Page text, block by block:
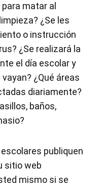
matar al
¿Se les
o instrucción
¿Se realizará la
el día escolar y
¿Qué áreas
diariamente?
baños,
publiquen
sitio web
mismo si se